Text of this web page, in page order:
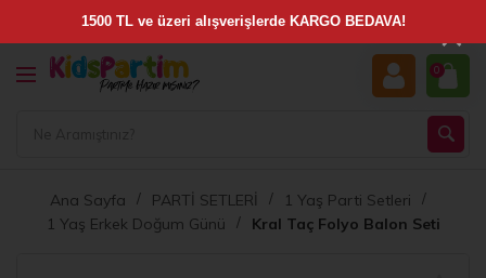
0
Ana Sayfa PARTİ SETLERİ
1 Yaş Parti Setleri
1 Yaş Erkek Doğum Günü
Kral Taç Folyo Balon Seti
×